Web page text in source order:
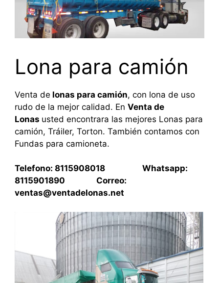
Lona para camión
Venta de lonas para camión, con lona de uso
rudo de la mejor calidad. En Venta de
Lonas usted encontrara las mejores Lonas para
camión, Tráiler, Torton. También contamos con
Fundas para camioneta.
Telefono: 8115908018 Whatsapp:
8115901890 Correo:
ventas@ventadelonas.net